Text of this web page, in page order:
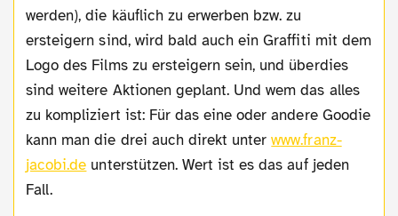
werden), die käuflich zu erwerben bzw. zu
ersteigern sind, wird bald auch ein Graffiti mit dem
Logo des Films zu ersteigern sein, und überdies
sind weitere Aktionen geplant. Und wem das alles
zu kompliziert ist: Für das eine oder andere Goodie
kann man die drei auch direkt unterwww.franz-
jacobi.de unterstützen. Wert ist es das auf jeden
Fall.